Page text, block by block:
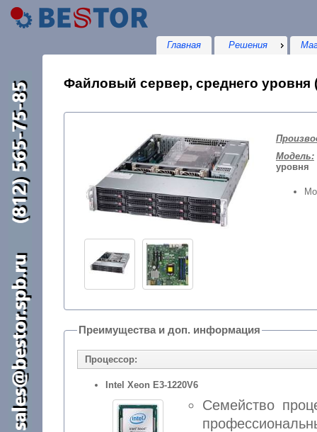
Главная Решения
Файловый сервер, среднего уровня
Модель:
уровня
Преимущества и доп. информация
Процессор:
Intel Xeon E3-1220V6
Семейство